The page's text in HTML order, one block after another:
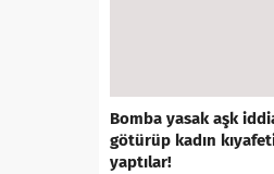
Bomba yasak aşk
götürüp kadın
yaptılar!